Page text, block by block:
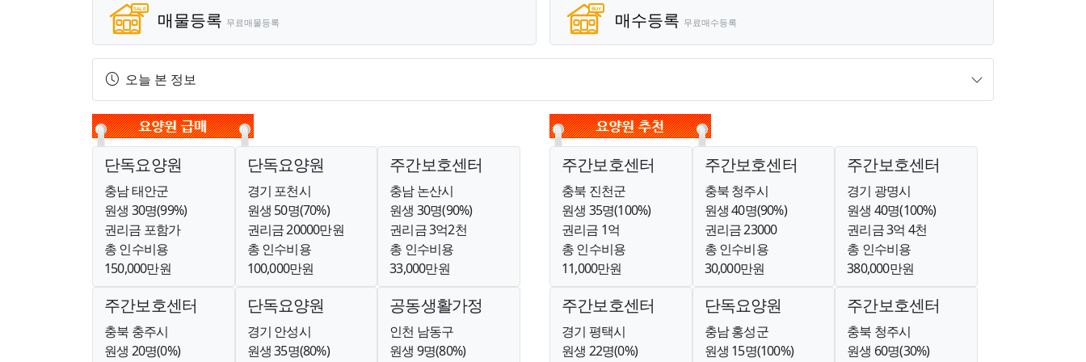
매물등록 무료매물등록 매수등록 무료매수등록
오늘 본 정보
단독요양원
충남 태안군
원생 30명(99%)
권리금 포함가
총 인수비용
150,000만원
단독요양원
경기 포천시
원생 50명(70%)
권리금 20000만원
총 인수비용
100,000만원
주간보호센터
충남 논산시
원생 30명(90%)
권리금 3억2천
총 인수비용
33,000만원
주간보호센터
충북 충주시
원생 20명(0%)
단독요양원
경기 안성시
원생 35명(80%)
공동생활가정
인천 남동구
원생 9명(80%)
주간보호센터
충북 진천군
원생 35명(100%)
권리금 1억
총 인수비용
11,000만원
주간보호센터
충북 청주시
원생 40명(90%)
권리금 23000
총 인수비용
30,000만원
주간보호센터
경기 광명시
원생 40명(100%)
권리금 3억 4천
총 인수비용
380,000만원
주간보호센터
경기 평택시
원생 22명(0%)
단독요양원
충남 홍성군
원생 15명(100%)
주간보호센터
충북 청주시
원생 60명(30%)